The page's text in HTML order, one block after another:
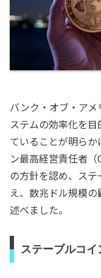
バンク・オブ・ア
ステムの効率化を
ていることが明ら
ン最高経営責任者
の方針を認め、ス
え、数兆ドル規模
述べました。
ステーブルコ